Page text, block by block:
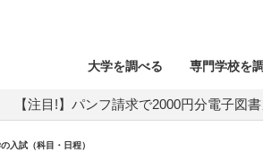
大学を調べる 専門学校を
【注目!】パンフ請求で2000円分電子図
の入試（科目・日程）